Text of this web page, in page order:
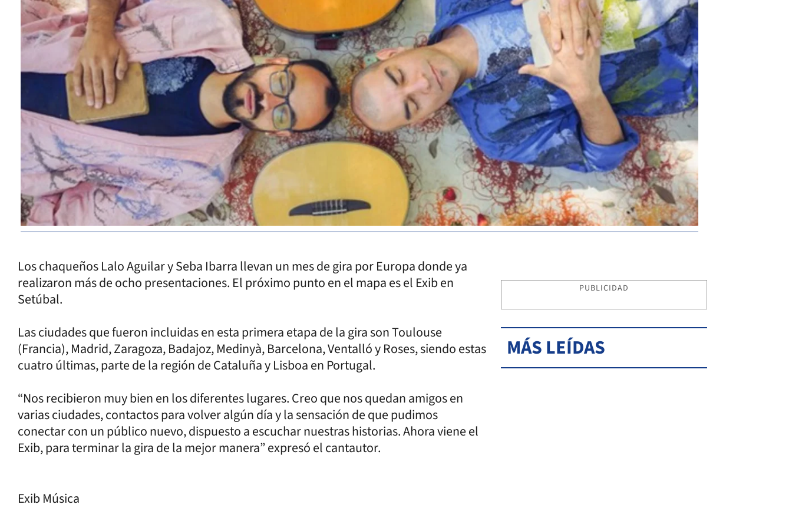
Los chaqueños Lalo Aguilar y Seba Ibarra llevan un mes de gira por Europa donde ya
realizaron más de ocho presentaciones. El próximo punto en el mapa es el Exib en
Setúbal.
Las ciudades que fueron incluidas en esta primera etapa de la gira son Toulouse
(Francia), Madrid, Zaragoza, Badajoz, Medinyà, Barcelona, Ventalló y Roses, siendo estas
cuatro últimas, parte de la región de Cataluña y Lisboa en Portugal.
“Nos recibieron muy bien en los diferentes lugares. Creo que nos quedan amigos en
varias ciudades, contactos para volver algún día y la sensación de que pudimos
conectar con un público nuevo, dispuesto a escuchar nuestras historias. Ahora viene el
Exib, para terminar la gira de la mejor manera” expresó el cantautor.
Exib Música
PUBLICIDAD
MÁS LEÍDAS